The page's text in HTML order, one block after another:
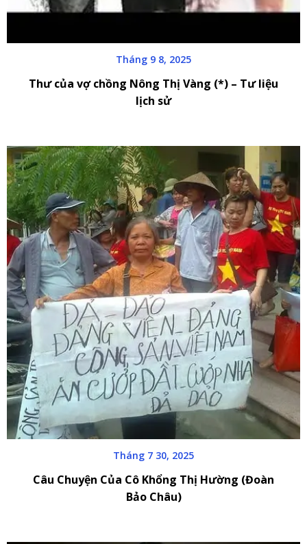
Tháng 9 8, 2025
Thư của vợ chồng Nông Thị Vàng (*) – Tư liệu
lịch sử
Tháng 7 30, 2025
Câu Chuyện Của Cô Khổng Thị Hường (Đoàn
Bảo Châu)